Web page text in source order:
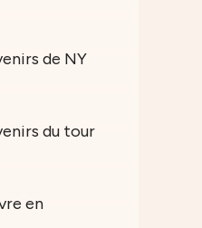
de NY
du tour
en